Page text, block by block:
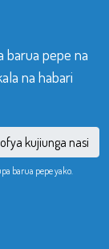
barua pepe na
na habari
kujiunga nasi
barua pepe yako.